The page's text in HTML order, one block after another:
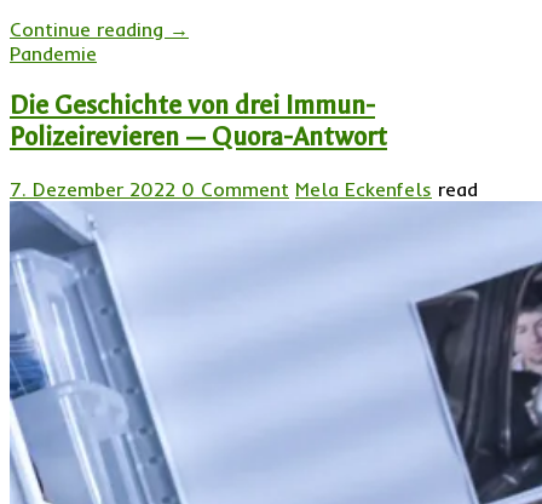
Continue reading →
Pandemie
Die Geschichte von drei Immun-
Polizeirevieren — Quora-Antwort
7. Dezember 2022 0 Comment Mela Eckenfels read